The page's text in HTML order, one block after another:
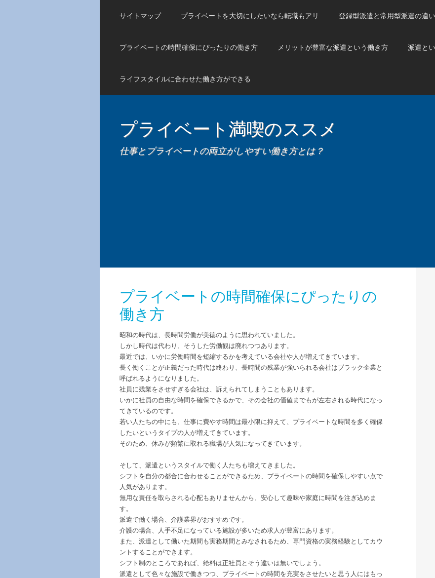
サイトマップ プライベートを大切にしたいなら転職もアリ 登録型派遣と常用型派遣の違
プライベートの時間確保にぴったりの働き方 メリットが豊富な派遣という働き方 派遣と
ライフスタイルに合わせた働き方ができる
プライベート満喫のススメ
仕事とプライベートの両立がしやすい働き方とは？
プライベートの時間確保にぴったりの
働き方
昭和の時代は、長時間労働が美徳のように思われていました。
しかし時代は代わり、そうした労働観は廃れつつあります。
最近では、いかに労働時間を短縮するかを考えている会社や人が増えてきています。
長く働くことが正義だった時代は終わり、長時間の残業が強いられる会社はブラック企業と
呼ばれるようになりました。
社員に残業をさせすぎる会社は、訴えられてしまうこともあります。
いかに社員の自由な時間を確保できるかで、その会社の価値までもが左右される時代になっ
てきているのです。
若い人たちの中にも、仕事に費やす時間は最小限に抑えて、プライベートな時間を多く確保
したいというタイプの人が増えてきています。
そのため、休みが頻繁に取れる職場が人気になってきています。
そして、派遣というスタイルで働く人たちも増えてきました。
シフトを自分の都合に合わせることができるため、プライベートの時間を確保しやすい点で
人気があります。
無用な責任を取らされる心配もありませんから、安心して趣味や家庭に時間を注ぎ込めま
す。
派遣で働く場合、介護業界がおすすめです。
介護の場合、人手不足になっている施設が多いため求人が豊富にあります。
また、派遣として働いた期間も実務期間とみなされるため、専門資格の実務経験としてカウ
ントすることができます。
シフト制のところであれば、給料は正社員とそう違いは無いでしょう。
派遣として色々な施設で働きつつ、プライベートの時間を充実をさせたいと思う人にはもっ